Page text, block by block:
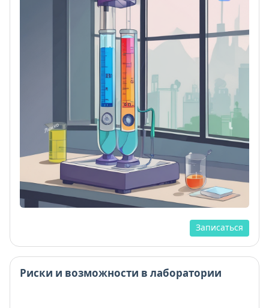
Записаться
Риски и возможности в лаборатории